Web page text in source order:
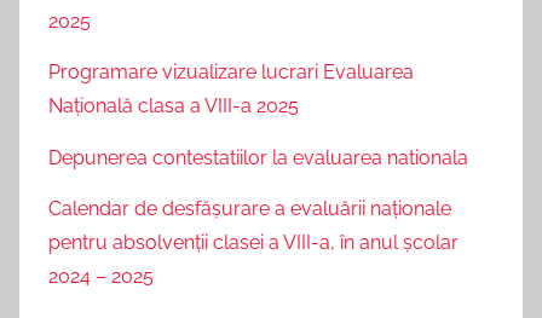
2025
Programare vizualizare lucrari Evaluarea
Națională clasa a VIII-a 2025
Depunerea contestatiilor la evaluarea nationala
Calendar de desfășurare a evaluării naționale
pentru absolvenții clasei a VIII-a, în anul școlar
2024 – 2025